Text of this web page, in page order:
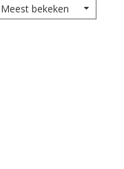
Meest bekeken